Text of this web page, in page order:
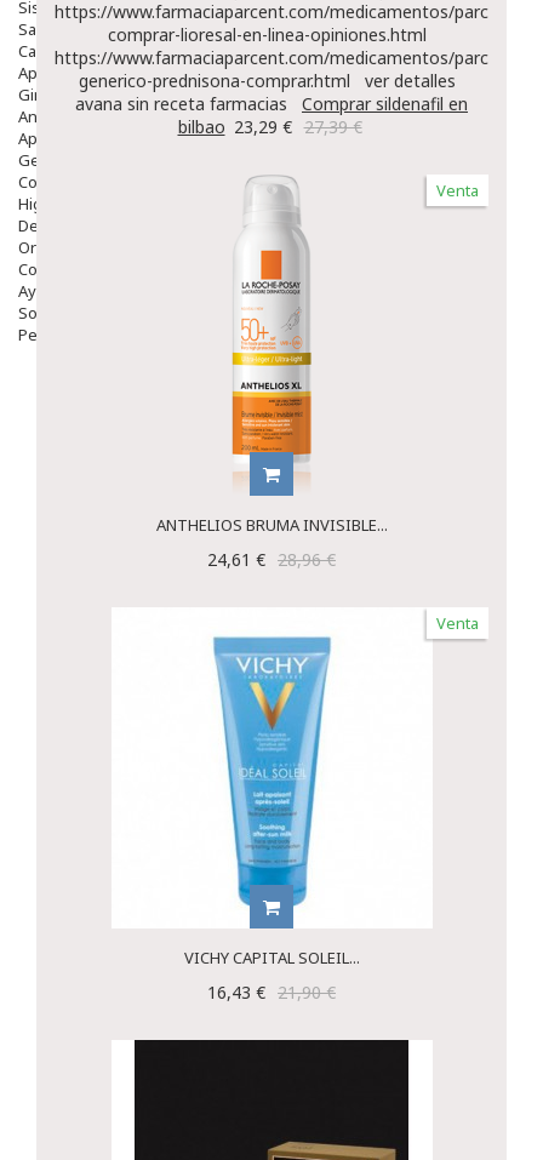
Sistema Nervioso
Salud Bucodental
Capilar
Apósitos
Ginecología
Anticonceptivos
Aparato Genital
Gente Mayor
Cosmética
Higiene
Dentales
Ortopedia
Complementos Nutricionales.
Ayudas
Solares
Pedido express
https://www.farmaciaparcent.com/medicamentos/parcent-
comprar-lioresal-en-linea-opiniones.html
https://www.farmaciaparcent.com/medicamentos/parcent-
generico-prednisona-comprar.html
ver detalles
avana sin receta farmacias
Comprar sildenafil en
bilbao 23,29 € 27,39 €
Venta
ANTHELIOS BRUMA INVISIBLE...
24,61 € 28,96 €
Venta
VICHY CAPITAL SOLEIL...
16,43 € 21,90 €